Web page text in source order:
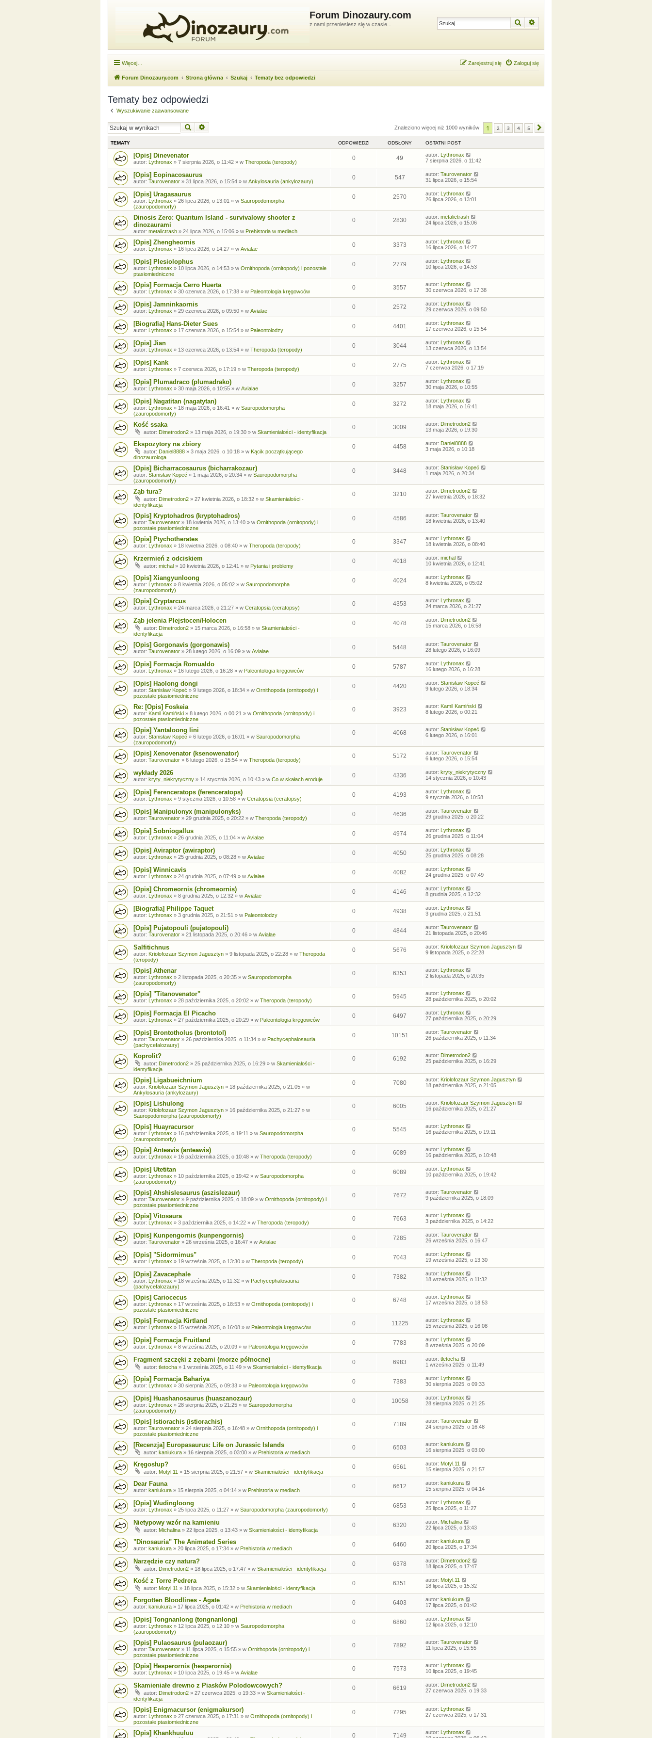
Forum Dinozaury.com
z nami przeniesiesz się w czasie... Szukaj
Więcej… Zaloguj się
Zarejestruj się
Forum Dinozaury.com Strona główna Szukaj Tematy bez odpowiedzi
Tematy bez odpowiedzi
Wyszukiwanie zaawansowane
Szukaj Znaleziono więcej niż 1000 wyników 1 2 3 4 5
TEMATY ODPOWIEDZI ODSŁONY OSTATNI POST
[Opis] Dinevenator
autor: Lythronax » 7 sierpnia 2026, o 11:42 » w Theropoda (teropody)
0 49 autor: Lythronax
7 sierpnia 2026, o 11:42
[Opis] Eopinacosaurus
autor: Taurovenator » 31 lipca 2026, o 15:54 » w Ankylosauria (ankylozaury)
0 547 autor: Taurovenator
31 lipca 2026, o 15:54
[Opis] Uragasaurus
autor: Lythronax » 26 lipca 2026, o 13:01 » w Sauropodomorpha
(zauropodomorfy)
0 2570 autor: Lythronax
26 lipca 2026, o 13:01
Dinosis Zero: Quantum Island - survivalowy shooter z
dinozaurami
autor: metalictrash » 24 lipca 2026, o 15:06 » w Prehistoria w mediach
0 2830 autor: metalictrash
24 lipca 2026, o 15:06
[Opis] Zhengheornis
autor: Lythronax » 16 lipca 2026, o 14:27 » w Avialae
0 3373 autor: Lythronax
16 lipca 2026, o 14:27
[Opis] Plesiolophus
autor: Lythronax » 10 lipca 2026, o 14:53 » w Ornithopoda (ornitopody) i pozostałe
ptasiomiedniczne
0 2779 autor: Lythronax
10 lipca 2026, o 14:53
[Opis] Formacja Cerro Huerta
autor: Lythronax » 30 czerwca 2026, o 17:38 » w Paleontologia kręgowców
0 3557 autor: Lythronax
30 czerwca 2026, o 17:38
[Opis] Jamninkaornis
autor: Lythronax » 29 czerwca 2026, o 09:50 » w Avialae
0 2572 autor: Lythronax
29 czerwca 2026, o 09:50
[Biografia] Hans-Dieter Sues
autor: Lythronax » 17 czerwca 2026, o 15:54 » w Paleontolodzy
0 4401 autor: Lythronax
17 czerwca 2026, o 15:54
[Opis] Jian
autor: Lythronax » 13 czerwca 2026, o 13:54 » w Theropoda (teropody)
0 3044 autor: Lythronax
13 czerwca 2026, o 13:54
[Opis] Kank
autor: Lythronax » 7 czerwca 2026, o 17:19 » w Theropoda (teropody)
0 2775 autor: Lythronax
7 czerwca 2026, o 17:19
[Opis] Plumadraco (plumadrako)
autor: Lythronax » 30 maja 2026, o 10:55 » w Avialae
0 3257 autor: Lythronax
30 maja 2026, o 10:55
[Opis] Nagatitan (nagatytan)
autor: Lythronax » 18 maja 2026, o 16:41 » w Sauropodomorpha
(zauropodomorfy)
0 3272 autor: Lythronax
18 maja 2026, o 16:41
Kość ssaka
autor: Dimetrodon2 » 13 maja 2026, o 19:30 » w Skamieniałości - identyfikacja
0 3009 autor: Dimetrodon2
13 maja 2026, o 19:30
Ekspozytory na zbiory
autor: Daniel8888 » 3 maja 2026, o 10:18 » w Kącik początkującego
dinozaurologa
0 4458 autor: Daniel8888
3 maja 2026, o 10:18
[Opis] Bicharracosaurus (bicharrakozaur)
autor: Stanisław Kopeć » 1 maja 2026, o 20:34 » w Sauropodomorpha
(zauropodomorfy)
0 3448 autor: Stanisław Kopeć
1 maja 2026, o 20:34
Ząb tura?
autor: Dimetrodon2 » 27 kwietnia 2026, o 18:32 » w Skamieniałości -
identyfikacja
0 3210 autor: Dimetrodon2
27 kwietnia 2026, o 18:32
[Opis] Kryptohadros (kryptohadros)
autor: Taurovenator » 18 kwietnia 2026, o 13:40 » w Ornithopoda (ornitopody) i
pozostałe ptasiomiedniczne
0 4586 autor: Taurovenator
18 kwietnia 2026, o 13:40
[Opis] Ptychotherates
autor: Lythronax » 18 kwietnia 2026, o 08:40 » w Theropoda (teropody)
0 3347 autor: Lythronax
18 kwietnia 2026, o 08:40
Krzermień z odciskiem
autor: michal » 10 kwietnia 2026, o 12:41 » w Pytania i problemy
0 4018 autor: michal
10 kwietnia 2026, o 12:41
[Opis] Xiangyunloong
autor: Lythronax » 8 kwietnia 2026, o 05:02 » w Sauropodomorpha
(zauropodomorfy)
0 4024 autor: Lythronax
8 kwietnia 2026, o 05:02
[Opis] Cryptarcus
autor: Lythronax » 24 marca 2026, o 21:27 » w Ceratopsia (ceratopsy)
0 4353 autor: Lythronax
24 marca 2026, o 21:27
Ząb jelenia Plejstocen/Holocen
autor: Dimetrodon2 » 15 marca 2026, o 16:58 » w Skamieniałości -
identyfikacja
0 4078 autor: Dimetrodon2
15 marca 2026, o 16:58
[Opis] Gorgonavis (gorgonawis)
autor: Taurovenator » 28 lutego 2026, o 16:09 » w Avialae
0 5448 autor: Taurovenator
28 lutego 2026, o 16:09
[Opis] Formacja Romualdo
autor: Lythronax » 16 lutego 2026, o 16:28 » w Paleontologia kręgowców
0 5787 autor: Lythronax
16 lutego 2026, o 16:28
[Opis] Haolong dongi
autor: Stanisław Kopeć » 9 lutego 2026, o 18:34 » w Ornithopoda (ornitopody) i
pozostałe ptasiomiedniczne
0 4420 autor: Stanisław Kopeć
9 lutego 2026, o 18:34
Re: [Opis] Foskeia
autor: Kamil Kamiński » 8 lutego 2026, o 00:21 » w Ornithopoda (ornitopody) i
pozostałe ptasiomiedniczne
0 3923 autor: Kamil Kamiński
8 lutego 2026, o 00:21
[Opis] Yantaloong lini
autor: Stanisław Kopeć » 6 lutego 2026, o 16:01 » w Sauropodomorpha
(zauropodomorfy)
0 4068 autor: Stanisław Kopeć
6 lutego 2026, o 16:01
[Opis] Xenovenator (ksenowenator)
autor: Taurovenator » 6 lutego 2026, o 15:54 » w Theropoda (teropody)
0 5172 autor: Taurovenator
6 lutego 2026, o 15:54
wykłady 2026
autor: kryty_niekrytyczny » 14 stycznia 2026, o 10:43 » w Co w skałach eroduje
0 4336 autor: kryty_niekrytyczny
14 stycznia 2026, o 10:43
[Opis] Ferenceratops (ferenceratops)
autor: Lythronax » 9 stycznia 2026, o 10:58 » w Ceratopsia (ceratopsy)
0 4193 autor: Lythronax
9 stycznia 2026, o 10:58
[Opis] Manipulonyx (manipulonyks)
autor: Taurovenator » 29 grudnia 2025, o 20:22 » w Theropoda (teropody)
0 4636 autor: Taurovenator
29 grudnia 2025, o 20:22
[Opis] Sobniogallus
autor: Lythronax » 26 grudnia 2025, o 11:04 » w Avialae
0 4974 autor: Lythronax
26 grudnia 2025, o 11:04
[Opis] Aviraptor (awiraptor)
autor: Lythronax » 25 grudnia 2025, o 08:28 » w Avialae
0 4050 autor: Lythronax
25 grudnia 2025, o 08:28
[Opis] Winnicavis
autor: Lythronax » 24 grudnia 2025, o 07:49 » w Avialae
0 4082 autor: Lythronax
24 grudnia 2025, o 07:49
[Opis] Chromeornis (chromeornis)
autor: Lythronax » 8 grudnia 2025, o 12:32 » w Avialae
0 4146 autor: Lythronax
8 grudnia 2025, o 12:32
[Biografia] Philippe Taquet
autor: Lythronax » 3 grudnia 2025, o 21:51 » w Paleontolodzy
0 4938 autor: Lythronax
3 grudnia 2025, o 21:51
[Opis] Pujatopouli (pujatopouli)
autor: Taurovenator » 21 listopada 2025, o 20:46 » w Avialae
0 4844 autor: Taurovenator
21 listopada 2025, o 20:46
Salfitichnus
autor: Kriolofozaur Szymon Jagusztyn » 9 listopada 2025, o 22:28 » w Theropoda
(teropody)
0 5676 autor: Kriolofozaur Szymon Jagusztyn
9 listopada 2025, o 22:28
[Opis] Athenar
autor: Lythronax » 2 listopada 2025, o 20:35 » w Sauropodomorpha
(zauropodomorfy)
0 6353 autor: Lythronax
2 listopada 2025, o 20:35
[Opis] "Titanovenator"
autor: Lythronax » 28 października 2025, o 20:02 » w Theropoda (teropody)
0 5945 autor: Lythronax
28 października 2025, o 20:02
[Opis] Formacja El Picacho
autor: Lythronax » 27 października 2025, o 20:29 » w Paleontologia kręgowców
0 6497 autor: Lythronax
27 października 2025, o 20:29
[Opis] Brontotholus (brontotol)
autor: Taurovenator » 26 października 2025, o 11:34 » w Pachycephalosauria
(pachycefalozaury)
0 10151 autor: Taurovenator
26 października 2025, o 11:34
Koprolit?
autor: Dimetrodon2 » 25 października 2025, o 16:29 » w Skamieniałości -
identyfikacja
0 6192 autor: Dimetrodon2
25 października 2025, o 16:29
[Opis] Ligabueichnium
autor: Kriolofozaur Szymon Jagusztyn » 18 października 2025, o 21:05 » w
Ankylosauria (ankylozaury)
0 7080 autor: Kriolofozaur Szymon Jagusztyn
18 października 2025, o 21:05
[Opis] Lishulong
autor: Kriolofozaur Szymon Jagusztyn » 16 października 2025, o 21:27 » w
Sauropodomorpha (zauropodomorfy)
0 6005 autor: Kriolofozaur Szymon Jagusztyn
16 października 2025, o 21:27
[Opis] Huayracursor
autor: Lythronax » 16 października 2025, o 19:11 » w Sauropodomorpha
(zauropodomorfy)
0 5545 autor: Lythronax
16 października 2025, o 19:11
[Opis] Anteavis (anteawis)
autor: Lythronax » 16 października 2025, o 10:48 » w Theropoda (teropody)
0 6089 autor: Lythronax
16 października 2025, o 10:48
[Opis] Utetitan
autor: Lythronax » 10 października 2025, o 19:42 » w Sauropodomorpha
(zauropodomorfy)
0 6089 autor: Lythronax
10 października 2025, o 19:42
[Opis] Ahshislesaurus (aszislezaur)
autor: Taurovenator » 9 października 2025, o 18:09 » w Ornithopoda (ornitopody) i
pozostałe ptasiomiedniczne
0 7672 autor: Taurovenator
9 października 2025, o 18:09
[Opis] Vitosaura
autor: Lythronax » 3 października 2025, o 14:22 » w Theropoda (teropody)
0 7663 autor: Lythronax
3 października 2025, o 14:22
[Opis] Kunpengornis (kunpengornis)
autor: Taurovenator » 26 września 2025, o 16:47 » w Avialae
0 7285 autor: Taurovenator
26 września 2025, o 16:47
[Opis] "Sidormimus"
autor: Lythronax » 19 września 2025, o 13:30 » w Theropoda (teropody)
0 7043 autor: Lythronax
19 września 2025, o 13:30
[Opis] Zavacephale
autor: Lythronax » 18 września 2025, o 11:32 » w Pachycephalosauria
(pachycefalozaury)
0 7382 autor: Lythronax
18 września 2025, o 11:32
[Opis] Cariocecus
autor: Lythronax » 17 września 2025, o 18:53 » w Ornithopoda (ornitopody) i
pozostałe ptasiomiedniczne
0 6748 autor: Lythronax
17 września 2025, o 18:53
[Opis] Formacja Kirtland
autor: Lythronax » 15 września 2025, o 16:08 » w Paleontologia kręgowców
0 11225 autor: Lythronax
15 września 2025, o 16:08
[Opis] Formacja Fruitland
autor: Lythronax » 8 września 2025, o 20:09 » w Paleontologia kręgowców
0 7783 autor: Lythronax
8 września 2025, o 20:09
Fragment szczęki z zębami (morze północne)
autor: tletocha » 1 września 2025, o 11:49 » w Skamieniałości - identyfikacja
0 6983 autor: tletocha
1 września 2025, o 11:49
[Opis] Formacja Bahariya
autor: Lythronax » 30 sierpnia 2025, o 09:33 » w Paleontologia kręgowców
0 7383 autor: Lythronax
30 sierpnia 2025, o 09:33
[Opis] Huashanosaurus (huaszanozaur)
autor: Lythronax » 28 sierpnia 2025, o 21:25 » w Sauropodomorpha
(zauropodomorfy)
0 10058 autor: Lythronax
28 sierpnia 2025, o 21:25
[Opis] Istiorachis (istiorachis)
autor: Taurovenator » 24 sierpnia 2025, o 16:48 » w Ornithopoda (ornitopody) i
pozostałe ptasiomiedniczne
0 7189 autor: Taurovenator
24 sierpnia 2025, o 16:48
[Recenzja] Europasaurus: Life on Jurassic Islands
autor: kaniukura » 16 sierpnia 2025, o 03:00 » w Prehistoria w mediach
0 6503 autor: kaniukura
16 sierpnia 2025, o 03:00
Kręgosłup?
autor: Motyl.11 » 15 sierpnia 2025, o 21:57 » w Skamieniałości - identyfikacja
0 6561 autor: Motyl.11
15 sierpnia 2025, o 21:57
Dear Fauna
autor: kaniukura » 15 sierpnia 2025, o 04:14 » w Prehistoria w mediach
0 6612 autor: kaniukura
15 sierpnia 2025, o 04:14
[Opis] Wudingloong
autor: Lythronax » 25 lipca 2025, o 11:27 » w Sauropodomorpha (zauropodomorfy)
0 6853 autor: Lythronax
25 lipca 2025, o 11:27
Nietypowy wzór na kamieniu
autor: Michalina » 22 lipca 2025, o 13:43 » w Skamieniałości - identyfikacja
0 6320 autor: Michalina
22 lipca 2025, o 13:43
"Dinosauria" The Animated Series
autor: kaniukura » 20 lipca 2025, o 17:34 » w Prehistoria w mediach
0 6460 autor: kaniukura
20 lipca 2025, o 17:34
Narzędzie czy natura?
autor: Dimetrodon2 » 18 lipca 2025, o 17:47 » w Skamieniałości - identyfikacja
0 6378 autor: Dimetrodon2
18 lipca 2025, o 17:47
Kość z Torre Pedrera
autor: Motyl.11 » 18 lipca 2025, o 15:32 » w Skamieniałości - identyfikacja
0 6351 autor: Motyl.11
18 lipca 2025, o 15:32
Forgotten Bloodlines - Agate
autor: kaniukura » 17 lipca 2025, o 01:42 » w Prehistoria w mediach
0 6403 autor: kaniukura
17 lipca 2025, o 01:42
[Opis] Tongnanlong (tongnanlong)
autor: Lythronax » 12 lipca 2025, o 12:10 » w Sauropodomorpha
(zauropodomorfy)
0 6860 autor: Lythronax
12 lipca 2025, o 12:10
[Opis] Pulaosaurus (pulaozaur)
autor: Taurovenator » 11 lipca 2025, o 15:55 » w Ornithopoda (ornitopody) i
pozostałe ptasiomiedniczne
0 7892 autor: Taurovenator
11 lipca 2025, o 15:55
[Opis] Hesperornis (hesperornis)
autor: Lythronax » 10 lipca 2025, o 19:45 » w Avialae
0 7573 autor: Lythronax
10 lipca 2025, o 19:45
Skamieniałe drewno z Piasków Polodowcowych?
autor: Dimetrodon2 » 27 czerwca 2025, o 19:33 » w Skamieniałości -
identyfikacja
0 6619 autor: Dimetrodon2
27 czerwca 2025, o 19:33
[Opis] Enigmacursor (enigmakursor)
autor: Lythronax » 27 czerwca 2025, o 17:31 » w Ornithopoda (ornitopody) i
pozostałe ptasiomiedniczne
0 7295 autor: Lythronax
27 czerwca 2025, o 17:31
[Opis] Khankhuuluu 0 7149 autor: Lythronax